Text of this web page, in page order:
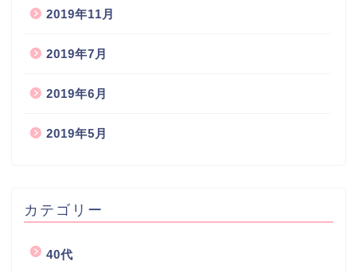
2019年11月
2019年7月
2019年6月
2019年5月
カテゴリー
40代